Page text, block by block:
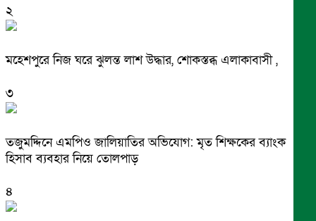
২
মহেশপুরে নিজ ঘরে ঝুলন্ত লাশ উদ্ধার, শোকস্তব্ধ এলাকাবাসী ,
৩
তজুমদ্দিনে এমপিও জালিয়াতির অভিযোগ: মৃত শিক্ষকের ব্যাংক
হিসাব ব্যবহার নিয়ে তোলপাড়
৪